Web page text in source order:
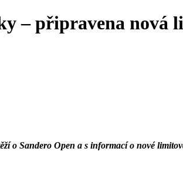
– připravena nová
o Sandero Open a s informací o nové